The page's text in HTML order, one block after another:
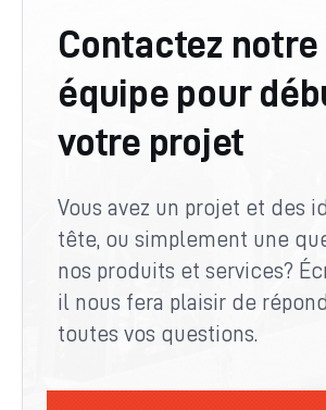
Contactez notre
équipe pour
votre projet
Vous avez un projet et des
tête, ou simplement une
nos produits et services?
il nous fera plaisir de
toutes vos questions.